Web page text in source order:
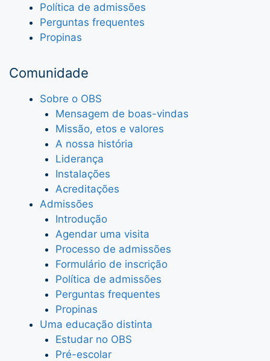
Política de admissões
Perguntas frequentes
Propinas
Comunidade
Sobre o OBS
Mensagem de boas-vindas
Missão, etos e valores
A nossa história
Liderança
Instalações
Acreditações
Admissões
Introdução
Agendar uma visita
Processo de admissões
Formulário de inscrição
Política de admissões
Perguntas frequentes
Propinas
Uma educação distinta
Estudar no OBS
Pré-escolar